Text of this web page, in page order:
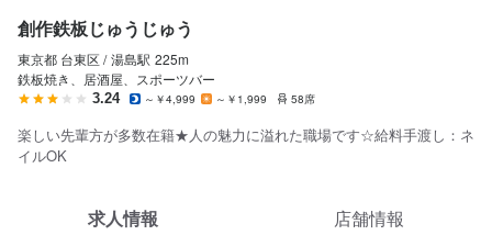
気になる求人
検索履歴・保存した条件
応募履歴
WEB履歴書
創作鉄板じゅうじゅう
東京都 台東区 / 湯島駅 225m
鉄板焼き、居酒屋、スポーツバー
3.24 ～￥4,999 ～￥1,999 58席
楽しい先輩方が多数在籍★人の魅力に溢れた職場です☆給料手渡し：ネ
イルOK
求人情報 店舗情報